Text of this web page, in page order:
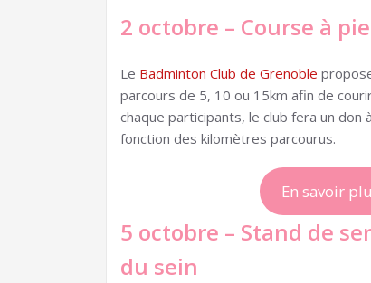
2 octobre – Course à
Le Badminton Club de Grenoble
parcours de 5, 10 ou 15km afin de
chaque participants, le club fera un don
fonction des kilomètres parcourus.
En savoir
5 octobre – Stand de
du sein